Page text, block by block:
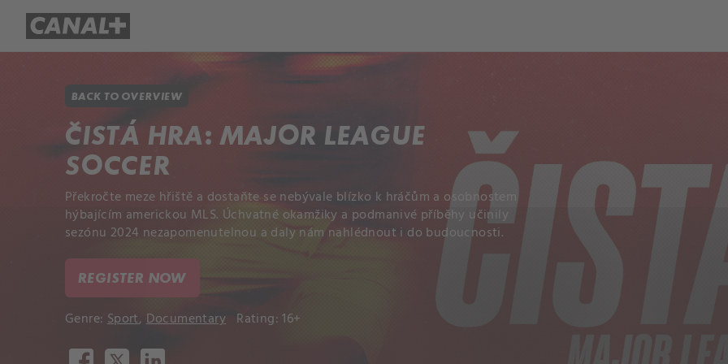
BACK TO OVERVIEW
ČISTÁ HRA: MAJOR LEAGUE
SOCCER
Překročte meze hřiště a dostaňte se nebývale blízko k hráčům a osobnostem
hýbajícím americkou MLS. Úchvatné okamžiky a podmanivé příběhy učinily
sezónu 2024 nezapomenutelnou a daly nám nahlédnout i do budoucnosti.
REGISTER NOW
Genre: Sport, Documentary Rating: 16+